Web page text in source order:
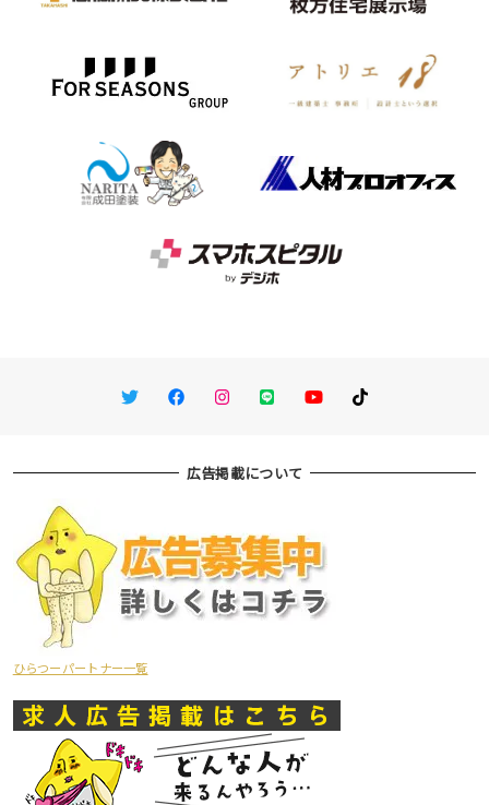
TwitterFacebookInstagram
LINE You TubeTikTok
広告掲載について
ひらつーパートナー一覧